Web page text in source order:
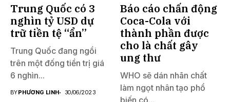
Trung Quốc có 3
nghìn tỷ USD dự
trữ tiền tệ “ẩn”
Trung Quốc đang ngồi
trên một đống tiền trị giá
6 nghìn...
BYPHƯƠNG LINH 30/06/2023
Báo cáo chấn động
Coca-Cola với
thành phần được
cho là chất gây
ung thư
WHO sẽ dán nhãn chất
làm ngọt nhân tạo phổ